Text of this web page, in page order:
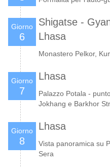
Giorno
6
Shigatse -
Lhasa
Monastero Pelkor,
Giorno
7
Lhasa
Palazzo Potala -
Jokhang e Barkhor
Giorno
8
Lhasa
Vista panoramica su
Sera